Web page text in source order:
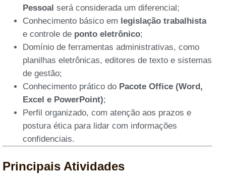
Pessoal será considerada um diferencial;
Conhecimento básico em legislação trabalhista
e controle de ponto eletrônico;
Domínio de ferramentas administrativas, como
planilhas eletrônicas, editores de texto e sistemas
de gestão;
Conhecimento prático do Pacote Office (Word,
Excel e PowerPoint);
Perfil organizado, com atenção aos prazos e
postura ética para lidar com informações
confidenciais.
Principais Atividades